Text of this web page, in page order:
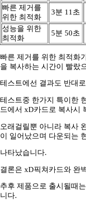
빠른 제거를
위한 최적화
3분 11초
성능을 위한
최적화
5분 50초
빠른 제거를 위한 최적화
을 복사하는 시간이 빨랐
테스트에선 결과도 반대
테스트중 한가지 특이한
드에서 xD카드로 복사시
오래걸릴뿐 아니라 복사
이 일어났으며 다운되는
나타났습니다.
결론은 xD픽쳐카드와 완
추후 제품으로 출시될때
니다.